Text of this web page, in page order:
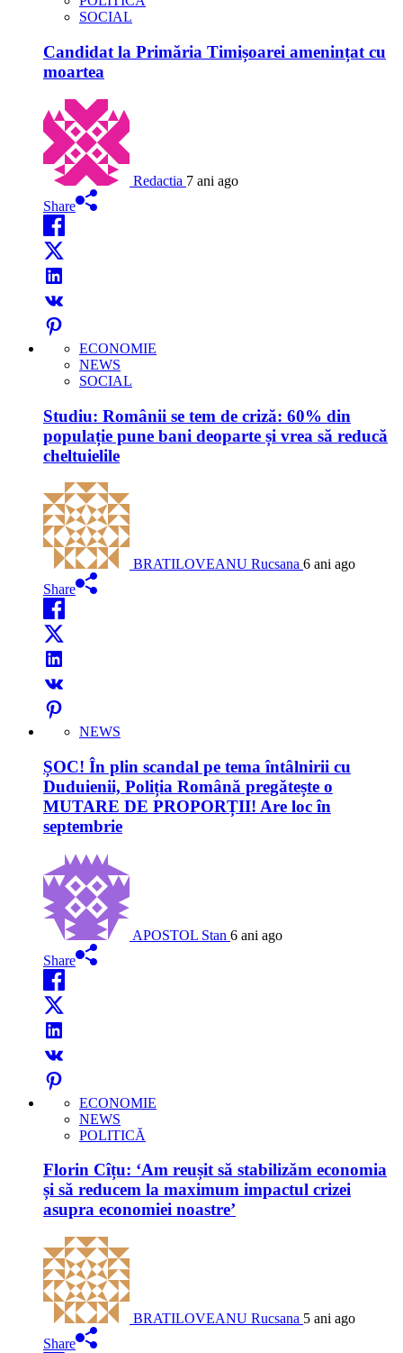
SOCIAL
Candidat la Primăria Timișoarei amenințat cu
moartea
Redactia 7 ani ago
Share
ECONOMIE
NEWS
SOCIAL
Studiu: Românii se tem de criză: 60% din
populație pune bani deoparte și vrea să reducă
cheltuielile
BRATILOVEANU Rucsana 6 ani ago
Share
NEWS
ȘOC! În plin scandal pe tema întâlnirii cu
Duduienii, Poliția Română pregătește o
MUTARE DE PROPORȚII! Are loc în
septembrie
APOSTOL Stan 6 ani ago
Share
ECONOMIE
NEWS
POLITICĂ
Florin Cîțu: ‘Am reușit să stabilizăm economia
și să reducem la maximum impactul crizei
asupra economiei noastre’
BRATILOVEANU Rucsana 5 ani ago
Share